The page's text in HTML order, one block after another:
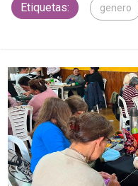
Etiquetas: genero